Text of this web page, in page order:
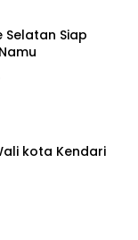
Selatan Siap
kota Kendari